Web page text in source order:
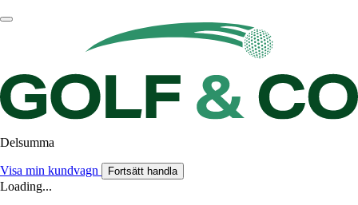
Delsumma
Visa min kundvagn Fortsätt handla
Loading...